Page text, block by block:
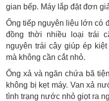
gian bếp. Máy lắp đặt đơn
Ống tiếp nguyên liệu lớn có
đồng thời nhiều loại trái
nguyên trái cây giúp ép
mà không cần cắt nhỏ.
Ống xả và ngăn chứa bã
không bị kẹt máy. Van xả
tình trạng nước nhỏ giọt ra